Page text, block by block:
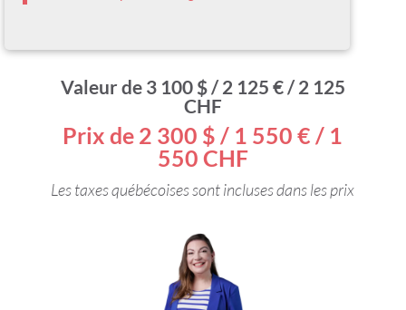
Valeur de 3 100 $ / 2 125 € / 2 125
CHF
Prix de 2 300 $ / 1 550 € / 1
550 CHF
Les taxes québécoises sont incluses dans les prix